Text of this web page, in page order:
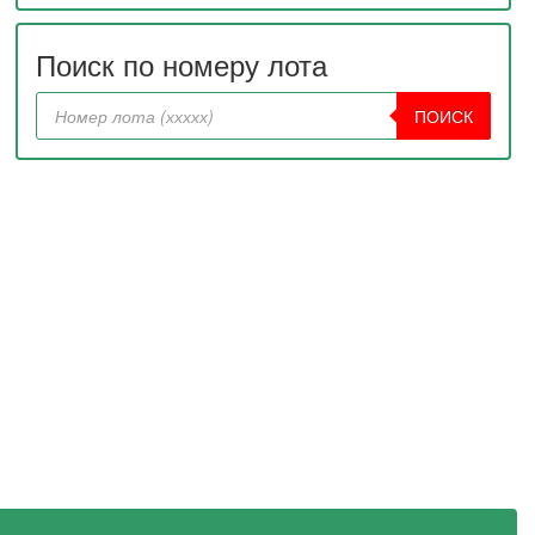
Поиск по номеру лота
ПОИСК